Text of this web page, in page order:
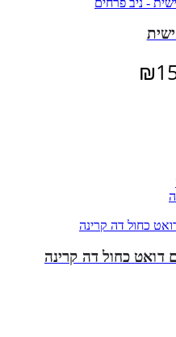
₪
דואט כחול דה קרינה